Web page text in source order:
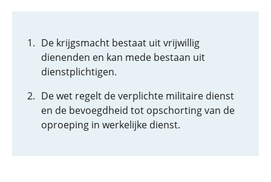
De krijgsmacht bestaat uit vrijwillig
dienenden en kan mede bestaan uit
dienstplichtigen.
De wet regelt de verplichte militaire dienst
en de bevoegdheid tot opschorting van de
oproeping in werkelijke dienst.